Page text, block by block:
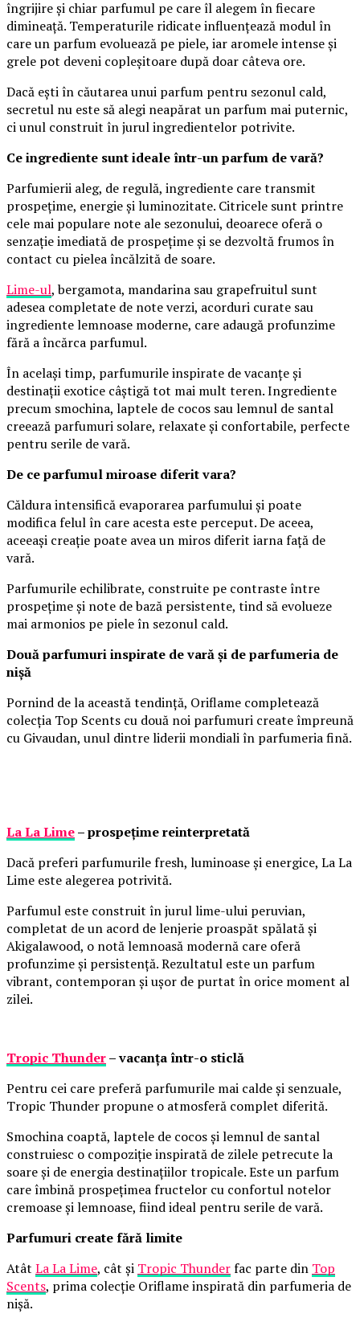
îngrijire și chiar parfumul pe care îl alegem în fiecare
dimineață. Temperaturile ridicate influențează modul în
care un parfum evoluează pe piele, iar aromele intense și
grele pot deveni copleșitoare după doar câteva ore.
Dacă ești în căutarea unui parfum pentru sezonul cald,
secretul nu este să alegi neapărat un parfum mai puternic,
ci unul construit în jurul ingredientelor potrivite.
Ce ingrediente sunt ideale într-un parfum de vară?
Parfumierii aleg, de regulă, ingrediente care transmit
prospețime, energie și luminozitate. Citricele sunt printre
cele mai populare note ale sezonului, deoarece oferă o
senzație imediată de prospețime și se dezvoltă frumos în
contact cu pielea încălzită de soare.
Lime-ul, bergamota, mandarina sau grapefruitul sunt
adesea completate de note verzi, acorduri curate sau
ingrediente lemnoase moderne, care adaugă profunzime
fără a încărca parfumul.
În același timp, parfumurile inspirate de vacanțe și
destinații exotice câștigă tot mai mult teren. Ingrediente
precum smochina, laptele de cocos sau lemnul de santal
creează parfumuri solare, relaxate și confortabile, perfecte
pentru serile de vară.
De ce parfumul miroase diferit vara?
Căldura intensifică evaporarea parfumului și poate
modifica felul în care acesta este perceput. De aceea,
aceeași creație poate avea un miros diferit iarna față de
vară.
Parfumurile echilibrate, construite pe contraste între
prospețime și note de bază persistente, tind să evolueze
mai armonios pe piele în sezonul cald.
Două parfumuri inspirate de vară și de parfumeria de
nișă
Pornind de la această tendință, Oriflame completează
colecția Top Scents cu două noi parfumuri create împreună
cu Givaudan, unul dintre liderii mondiali în parfumeria fină.
La La Lime– prospețime reinterpretată
Dacă preferi parfumurile fresh, luminoase și energice, La La
Lime este alegerea potrivită.
Parfumul este construit în jurul lime-ului peruvian,
completat de un acord de lenjerie proaspăt spălată și
Akigalawood, o notă lemnoasă modernă care oferă
profunzime și persistență. Rezultatul este un parfum
vibrant, contemporan și ușor de purtat în orice moment al
zilei.
Tropic Thunder– vacanța într-o sticlă
Pentru cei care preferă parfumurile mai calde și senzuale,
Tropic Thunder propune o atmosferă complet diferită.
Smochina coaptă, laptele de cocos și lemnul de santal
construiesc o compoziție inspirată de zilele petrecute la
soare și de energia destinațiilor tropicale. Este un parfum
care îmbină prospețimea fructelor cu confortul notelor
cremoase și lemnoase, fiind ideal pentru serile de vară.
Parfumuri create fără limite
Atât La La Lime, cât și Tropic Thunderfac parte din Top
Scents, prima colecție Oriflame inspirată din parfumeria de
nișă.